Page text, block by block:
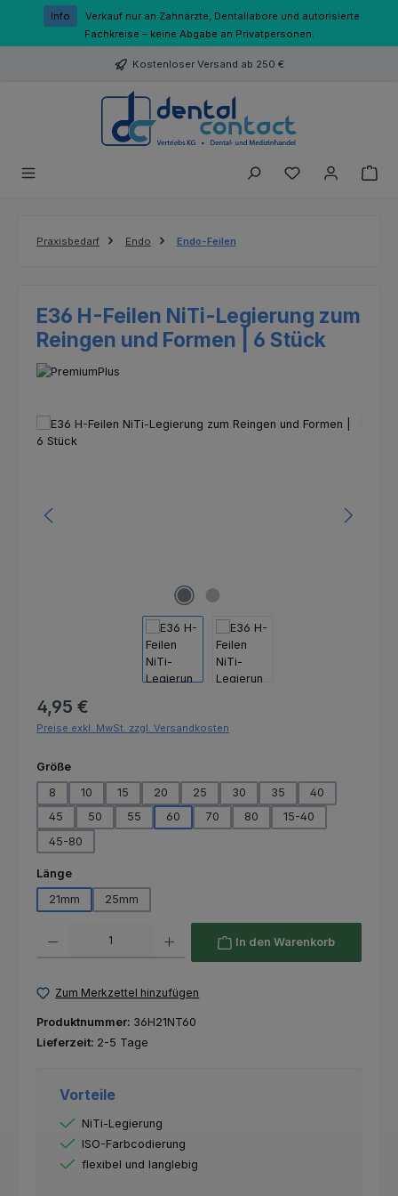
Zum Hauptinhalt springen
Info
Verkauf nur an Zahnärzte, Dentallabore und autorisierte
Fachkreise – keine Abgabe an Privatpersonen.
Kostenloser Versand ab 250 €
Du hast 0
Praxisbedarf Endo Endo-Feilen
E36 H-Feilen NiTi-Legierung zum
Reingen und Formen | 6 Stück
Bildergalerie überspringen
Regulärer Preis:
4,95 €
Preise exkl. MwSt. zzgl. Versandkosten
Größeauswählen
8
10 15 20 25 30 35
40
45
50 55 60 70 80
15-40
45-80
Längeauswählen
21mm
25mm
In den Warenkorb
Zum Merkzettel hinzufügen
Produktnummer: 36H21NT60
Lieferzeit: 2-5 Tage
Vorteile
NiTi-Legierung
ISO-Farbcodierung
flexibel und langlebig